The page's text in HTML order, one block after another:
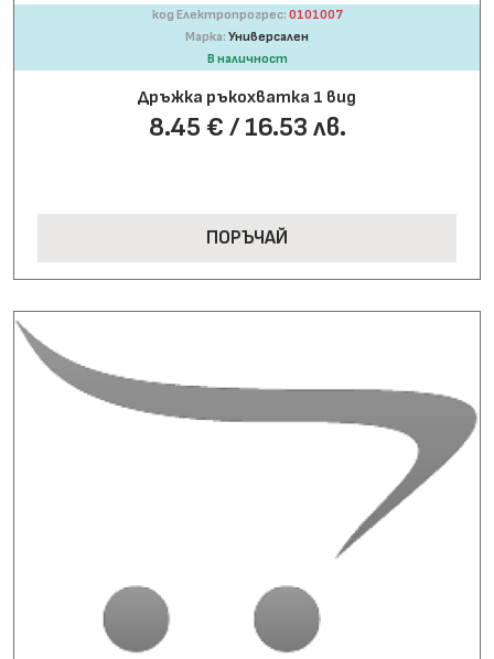
код Електропрогрес: 0101007
Марка: Универсален
В наличност
Дръжка ръкохватка 1 вид
8.45 € / 16.53 лв.
ПОРЪЧАЙ